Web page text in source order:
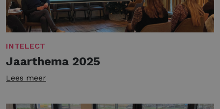
INTELECT
Jaarthema 2025
Lees meer